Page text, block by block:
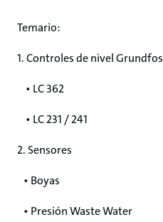
Temario:
1. Controles de nivel Grundfos
• LC 362
• LC 231 / 241
2. Sensores
• Boyas
• Presión Waste Water